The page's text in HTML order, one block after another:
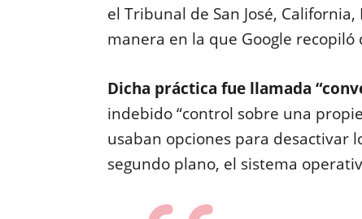
el Tribunal de San José,
manera en la que Google
Dicha práctica fue llamada
indebido “control sobre una
usaban opciones para desactivar
segundo plano, el sistema